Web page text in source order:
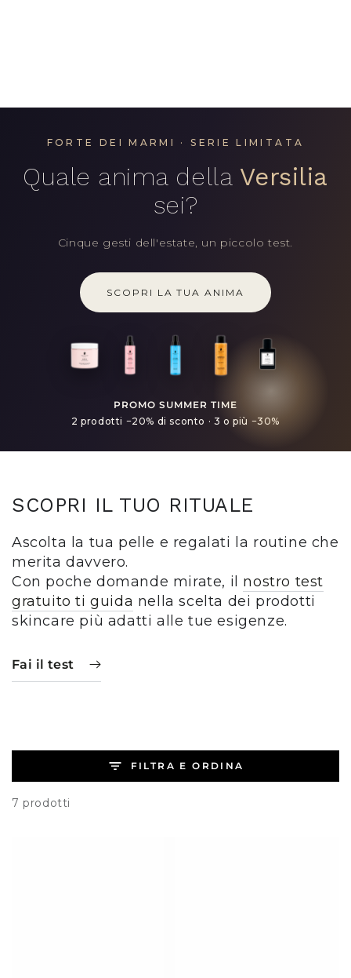
FORTE DEI MARMI · SERIE LIMITATA
Quale anima della Versilia
sei?
Cinque gesti dell'estate, un piccolo test.
SCOPRI LA TUA ANIMA
PROMO SUMMER TIME
2 prodotti −20% di sconto · 3 o più −30%
SCOPRI IL TUO RITUALE
Ascolta la tua pelle e regalati la routine che
merita davvero.
Con poche domande mirate, il nostro test
gratuito ti guida nella scelta dei prodotti
skincare più adatti alle tue esigenze.
Fai il test
FILTRA E ORDINA
7 prodotti